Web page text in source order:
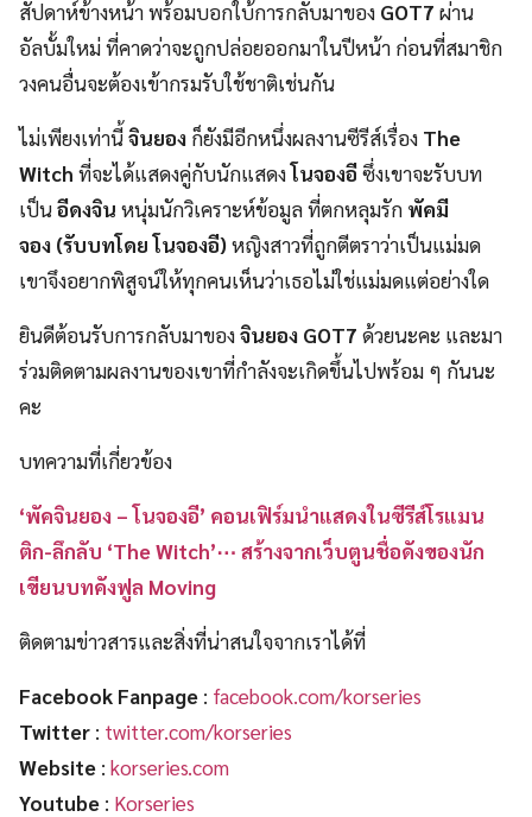
สัปดาห์ข้างหน้า พร้อมบอกใบ้การกลับมาของ GOT7 ผ่าน
อัลบั้มใหม่ ที่คาดว่าจะถูกปล่อยออกมาในปีหน้า ก่อนที่สมาชิก
วงคนอื่นจะต้องเข้ากรมรับใช้ชาติเช่นกัน
ไม่เพียงเท่านี้จินยอง ก็ยังมีอีกหนึ่งผลงานซีรีส์เรื่อง The
Witch ที่จะได้แสดงคู่กับนักแสดงโนจองอีซึ่งเขาจะรับบท
เป็นอีดงจิน หนุ่มนักวิเคราะห์ข้อมูล ที่ตกหลุมรัก พัคมี
จอง (รับบทโดย โนจองอี)หญิงสาวที่ถูกตีตราว่าเป็นแม่มด
เขาจึงอยากพิสูจน์ให้ทุกคนเห็นว่าเธอไม่ใช่แม่มดแต่อย่างใด
ยินดีต้อนรับการกลับมาของจินยอง GOT7 ด้วยนะคะ และมา
ร่วมติดตามผลงานของเขาที่กำลังจะเกิดขึ้นไปพร้อม ๆ กันนะ
คะ
บทความที่เกี่ยวข้อง
‘พัคจินยอง – โนจองอี’ คอนเฟิร์มนำแสดงในซีรีส์โรแมน
ติก-ลึกลับ ‘The Witch’⋯ สร้างจากเว็บตูนชื่อดังของนัก
เขียนบทคังฟูล Moving
ติดตามข่าวสารและสิ่งที่น่าสนใจจากเราได้ที่
Facebook Fanpage : facebook.com/korseries
Twitter : twitter.com/korseries
Website : korseries.com
Youtube : Korseries